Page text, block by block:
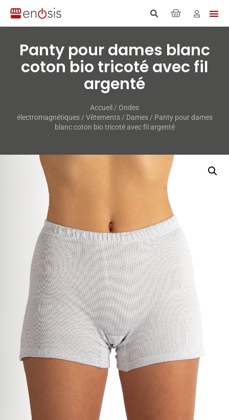
Panty pour dames blanc
coton bio tricoté avec fil
argenté
Accueil / Ondes
électromagnétiques/ Vêtements/ Dames/ Panty pour dames
blanc coton bio tricoté avec fil argenté